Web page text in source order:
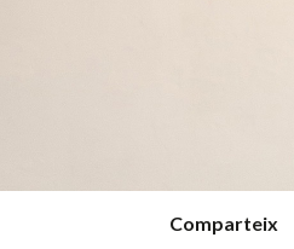
Comparteix